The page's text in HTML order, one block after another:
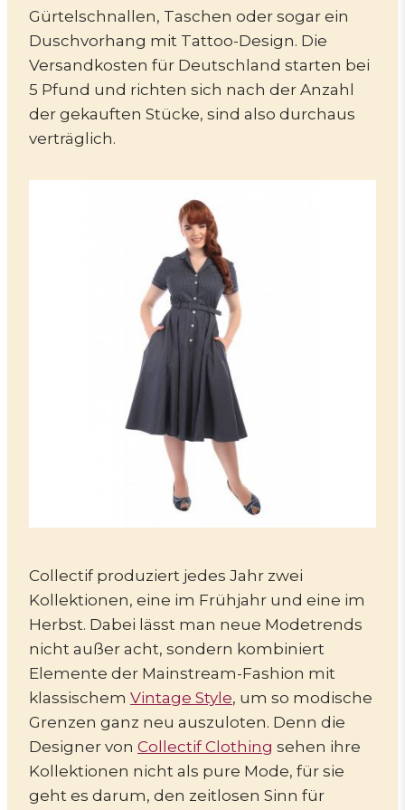
Gürtelschnallen, Taschen oder sogar ein
Duschvorhang mit Tattoo-Design. Die
Versandkosten für Deutschland starten bei
5 Pfund und richten sich nach der Anzahl
der gekauften Stücke, sind also durchaus
verträglich.
Collectif produziert jedes Jahr zwei
Kollektionen, eine im Frühjahr und eine im
Herbst. Dabei lässt man neue Modetrends
nicht außer acht, sondern kombiniert
Elemente der Mainstream-Fashion mit
klassischem Vintage Style, um so modische
Grenzen ganz neu auszuloten. Denn die
Designer von Collectif Clothing sehen ihre
Kollektionen nicht als pure Mode, für sie
geht es darum, den zeitlosen Sinn für